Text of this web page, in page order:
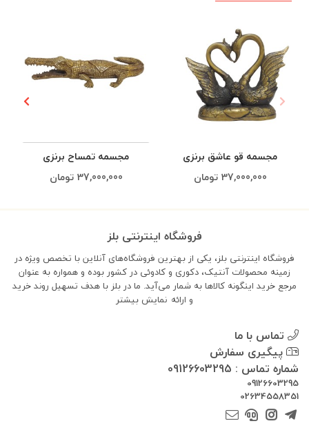
مجسمه قو عاشق برنزی
37,000,000 تومان
مجسمه تمساح برنزی
37,000,000 تومان
فروشگاه اینترنتی بلز
فروشگاه اینترنتی بلز، یکی از بهترین فروشگاه‌های آنلاین با تخصص ویژه در
زمینه محصولات آنتیک، دکوری و کادوئی در کشور بوده و همواره به عنوان
مرجع خرید اینگونه کالاها به شمار می‌آید. ما در بلز با هدف تسهیل روند خرید
و ارائه نمایش بیشتر
تماس با ما
پیگیری سفارش
شماره تماس : 09126603295
09126603295
02634558351